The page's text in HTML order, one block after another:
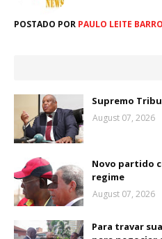
POSTADO POR PAULO LEITE
Supremo
August 07, 2026
Novo partido
regime
August 07, 2026
Para travar